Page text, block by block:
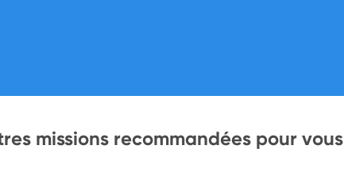
missions recommandées pour vous